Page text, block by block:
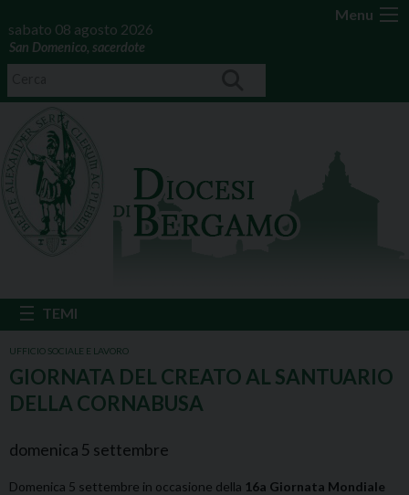
Menu
sabato 08 agosto 2026
San Domenico, sacerdote
UFFICIO SOCIALE E LAVORO
GIORNATA DEL CREATO AL SANTUARIO
DELLA CORNABUSA
domenica 5 settembre
Domenica 5 settembre in occasione della 16a Giornata Mondiale